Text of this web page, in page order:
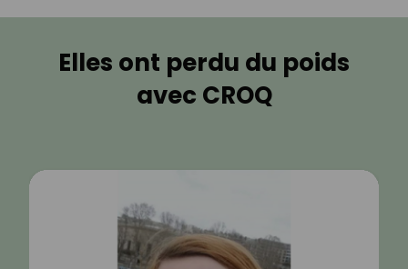
Elles ont perdu du poids
avec CROQ